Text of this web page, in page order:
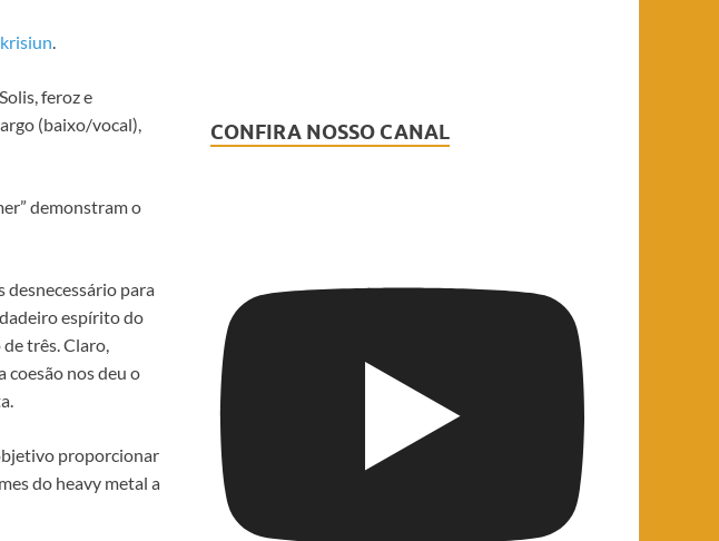
.
feroz e
(baixo/vocal),
demonstram o
desnecessário para
espírito do
três. Claro,
coesão nos deu o
proporcionar
do heavy metal a
CONFIRA NOSSO CANAL